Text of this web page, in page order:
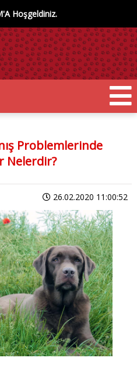
Hoşgeldiniz.
Problemlerinde
Nelerdir?
26.02.2020 11:00:52